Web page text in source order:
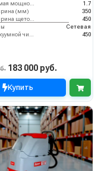
Потребляемая мощность (кВт)
1.7
(мм)
350
Рабочая ширина щеток (мм)
450
Сетевая
Ширина вакуумной чистки (мм)
450
183 000 руб.
Купить